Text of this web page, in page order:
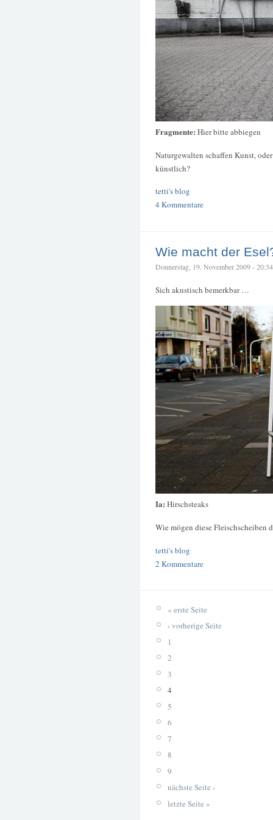
Fragmente: Hier bitte abbiegen
Naturgewalten schaffen Kunst,
künstlich?
tetti's blog
4 Kommentare
Wie macht der
Donnerstag, 19. November 2009 -
Sich akustisch bemerkbar …
Ia: Hirschsteaks
Wie mögen diese Fleischscheiben
tetti's blog
2 Kommentare
« erste Seite
‹ vorherige Seite
1
2
3
4
5
6
7
8
9
nächste Seite ›
letzte Seite »